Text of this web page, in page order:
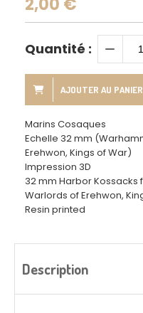
2,00 €
Quantité :
AJOUTER AU PANIER
Marins Cosaques
Echelle 32 mm
Erehwon, Kings of War)
Impression 3D
32 mm Harbor
Warlords of Erehwon,
Resin printed
Description